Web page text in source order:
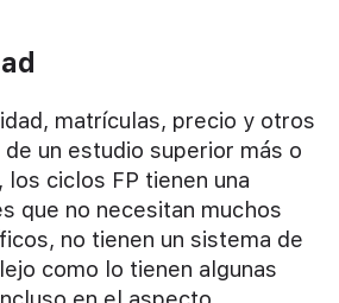
matrículas, precio y otros
un estudio superior más o
ciclos FP tienen una
que no necesitan muchos
no tienen un sistema de
como lo tienen algunas